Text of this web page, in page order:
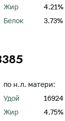
Жир
4.21%
Белок
3.73%
по н.л. матери:
Удой
16924
Жир
4.75%